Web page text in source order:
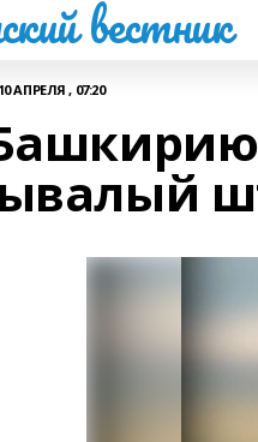
вестник
10 АПРЕЛЯ , 07:20